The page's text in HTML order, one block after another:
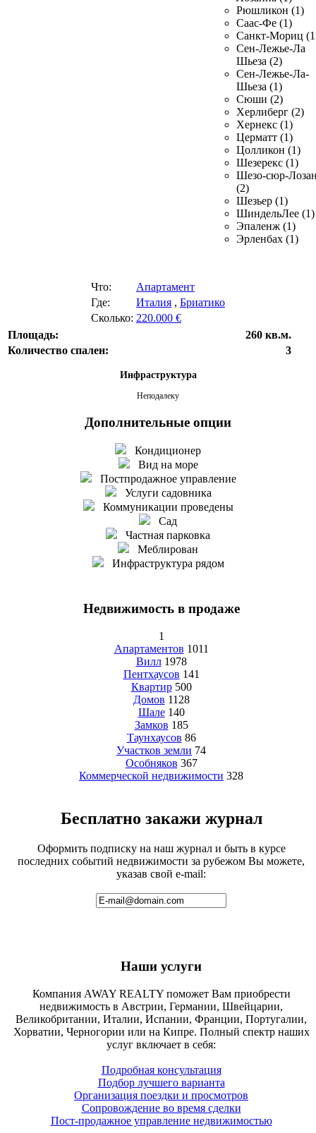
Рюшликон (1)
Саас-Фе (1)
Санкт-Мориц
Сен-Лежье-Ла
Шьеза (2)
Сен-Лежье-Ла-
Шьеза (1)
Сюши (2)
Херлиберг (2)
Хернекс (1)
Церматт (1)
Цолликон (1)
Шезерекс (1)
Шезо-сюр-
(2)
Шезьер (1)
ШиндельЛее (1)
Эпаленж (1)
Эрленбах (1)
Что:
Апартамент
Где:
Италия , Бриатико
Сколько: 220.000 €
Площадь:
260 кв.м.
Количество спален:
3
Инфраструктура
Неподалеку
Дополнительные опции
Кондиционер
Вид на море
Постпродажное управление
Услуги садовника
Коммуникации проведены
Сад
Частная парковка
Меблирован
Инфраструктура рядом
Недвижимость в продаже
1
Апартаментов 1011
Вилл 1978
Пентхаусов 141
Квартир 500
Домов 1128
Шале 140
Замков 185
Таунхаусов 86
Участков земли 74
Особняков 367
Коммерческой недвижимости 328
Бесплатно закажи журнал
Оформить подписку на наш журнал и быть в курсе
последних событий недвижимости за рубежом Вы можете,
указав свой e-mail:
Наши услуги
Компания AWAY REALTY поможет Вам приобрести
недвижимость в Австрии, Германии, Швейцарии,
Великобритании, Италии, Испании, Франции, Португалии,
Хорватии, Черногории или на Кипре. Полный спектр наших
услуг включает в себя:
Подробная консультация
Подбор лучшего варианта
Организация поездки и просмотров
Сопровождение во время сделки
Пост-продажное управление недвижимостью